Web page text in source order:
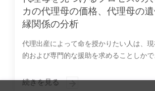
カの代理母の価格、代理母の
縁関係の分析
代理出産によって命を授かりたい人は、
的および専門的な援助を求めることしか
続きを見る